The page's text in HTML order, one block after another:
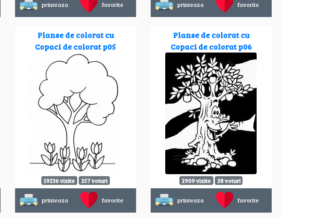
printeaza favorite printeaza favorite
Planse de colorat cu
Copaci de colorat p05
19236 vizite 257 voturi
printeaza favorite
Planse de colorat cu
Copaci de colorat p06
2909 vizite 28 voturi
printeaza favorite